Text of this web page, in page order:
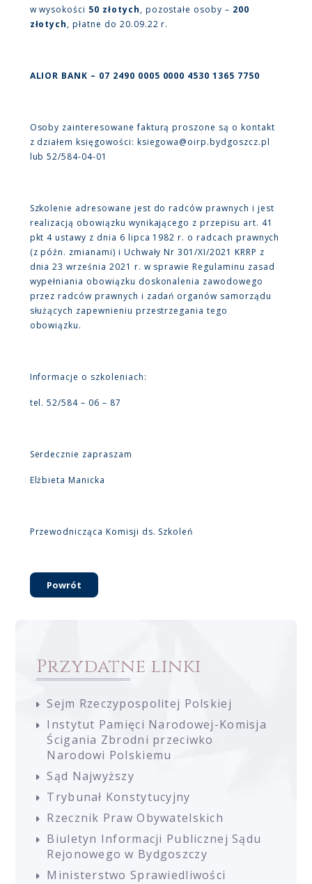
w wysokości 50 złotych, pozostałe osoby – 200
złotych, płatne do 20.09.22 r.
ALIOR BANK – 07 2490 0005 0000 4530 1365 7750
Osoby zainteresowane fakturą proszone są o kontakt
z działem księgowości: ksiegowa@oirp.bydgoszcz.pl
lub 52/584-04-01
Szkolenie adresowane jest do radców prawnych i jest
realizacją obowiązku wynikającego z przepisu art. 41
pkt 4 ustawy z dnia 6 lipca 1982 r. o radcach prawnych
(z późn. zmianami) i Uchwały Nr 301/XI/2021 KRRP z
dnia 23 września 2021 r. w sprawie Regulaminu zasad
wypełniania obowiązku doskonalenia zawodowego
przez radców prawnych i zadań organów samorządu
służących zapewnieniu przestrzegania tego
obowiązku.
Informacje o szkoleniach:
tel. 52/584 – 06 – 87
Serdecznie zapraszam
Elżbieta Manicka
Przewodnicząca Komisji ds. Szkoleń
Powrót
Przydatne linki
Sejm Rzeczypospolitej Polskiej
Instytut Pamięci Narodowej-Komisja
Ścigania Zbrodni przeciwko
Narodowi Polskiemu
Sąd Najwyższy
Trybunał Konstytucyjny
Rzecznik Praw Obywatelskich
Biuletyn Informacji Publicznej Sądu
Rejonowego w Bydgoszczy
Ministerstwo Sprawiedliwości